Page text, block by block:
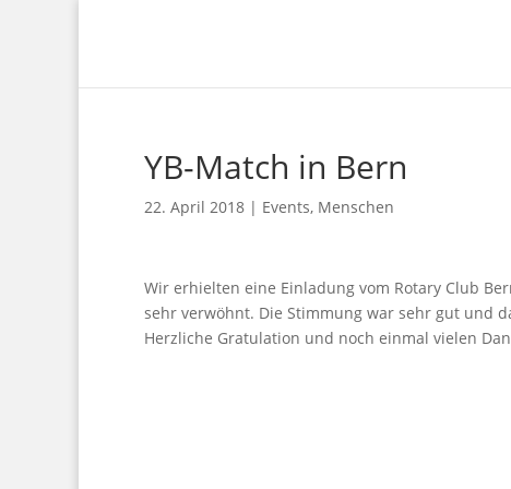
YB-Match in Bern
22. April 2018 | Events, Menschen
Wir erhielten eine Einladung vom Rotary Club
sehr verwöhnt. Die Stimmung war sehr gut und
Herzliche Gratulation und noch einmal vielen